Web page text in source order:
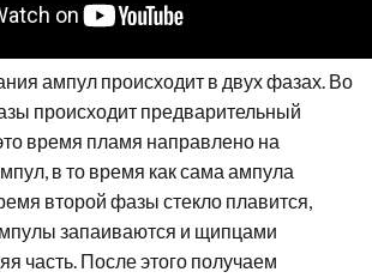
ампул происходит в двух фазах. Во
происходит предварительный
время пламя направлено на
в то время как сама ампула
второй фазы стекло плавится,
запаиваются и щипцами
часть. После этого получаем